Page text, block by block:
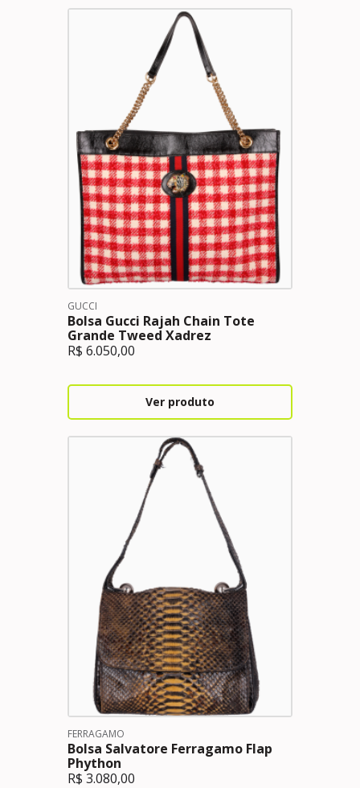
GUCCI
Bolsa Gucci Rajah Chain Tote
Grande Tweed Xadrez
R$ 6.050,00
Ver produto
FERRAGAMO
Bolsa Salvatore Ferragamo Flap
Phython
R$ 3.080,00